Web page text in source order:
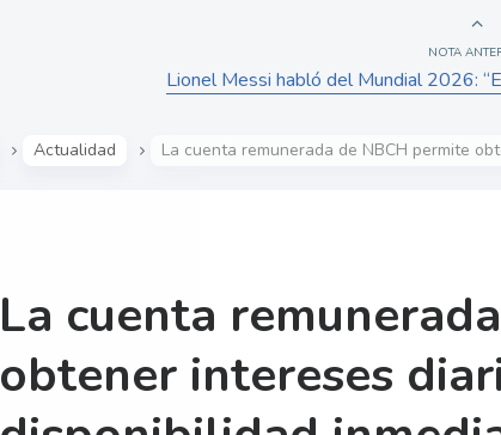
NOTA
Lionel Messi habló del Mundial 2026:
Actualidad La cuenta remunerada de NBCH permite
La cuenta
obtener intereses